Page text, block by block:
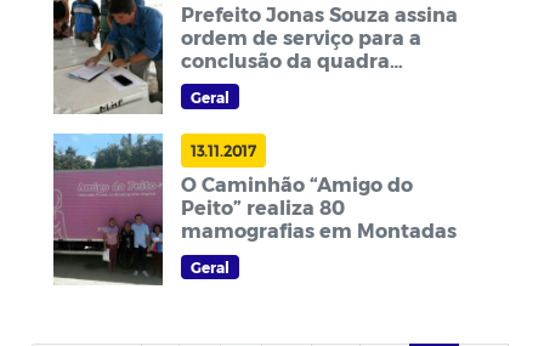
Prefeito Jonas Souza assina
ordem de serviço para a
conclusão da quadra
esportiva, em Montadas
Geral
13.11.2017
O Caminhão “Amigo do
Peito” realiza 80
mamografias em Montadas
Geral